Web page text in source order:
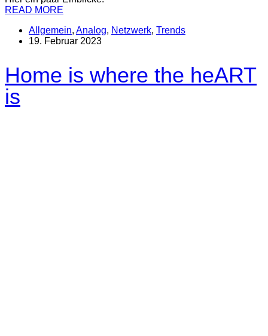
READ MORE
Allgemein, Analog, Netzwerk, Trends
19. Februar 2023
Home is where the heART
is